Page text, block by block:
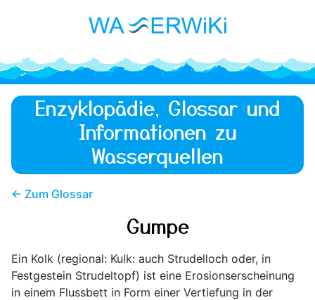
Enzyklopädie, Glossar und
Informationen zu
Wasserquellen
← Zum Glossar
Gumpe
Ein Kolk (regional: Kulk: auch Strudelloch oder, in
Festgestein Strudeltopf) ist eine Erosionserscheinung
in einem Flussbett in Form einer Vertiefung in der